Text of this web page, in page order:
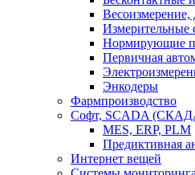
Весоизмерение,
Измерительные
Нормирующие
Первичная
Энкодеры
Фармпроизводство
Софт, SCADA
MES, ERP, PLM
Предиктивная
Интернет вещей